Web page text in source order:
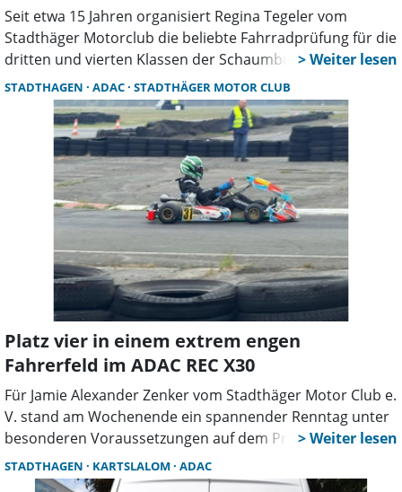
Seit etwa 15 Jahren organisiert Regina Tegeler vom
Stadthäger Motorclub die beliebte Fahrradprüfung für die
dritten und vierten Klassen der Schaumburger
Grundschulen. Begonnen hatte die Aktion bereits vor
circa 50 Jahren beim ADAC im Rahmen des Ferienspaßes,
konnte sich Tegeler erinnern. An 23 Terminen engagieren
sich ehrenamtliche Helferinnen und Helfer des
Stadthäger Motorclubs an den Standorten der
Grundschulen. An zwei Tagen betreuten drei
Vereinsmitglieder die dritten und vierten Klassen der
beiden Standorte Niedernwöhren und Meerbeck.
STADTHAGEN ADAC STADTHÄGER MOTOR CLUB
Platz vier in einem extrem engen
Fahrerfeld im ADAC REC X30
Für Jamie Alexander Zenker vom Stadthäger Motor Club e.
V. stand am Wochenende ein spannender Renntag unter
besonderen Voraussetzungen auf dem Programm. Im
ADAC Rundstrecken-Einsteiger-Cup startet er in der
neuen Motorenklasse X30.
STADTHAGEN KARTSLALOM ADAC